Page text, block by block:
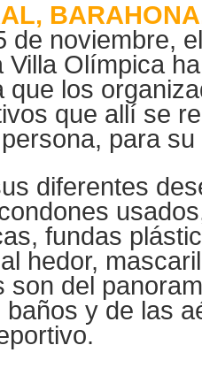
de noviembre,
Villa Olímpica
que los
que allí se
para
diferentes
fundas
hedor,
son del
y de las